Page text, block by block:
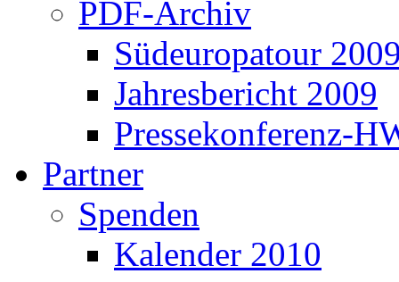
PDF-Archiv
Südeuropatour
Jahresbericht 2009
Pressekonferenz-
Partner
Spenden
Kalender 2010